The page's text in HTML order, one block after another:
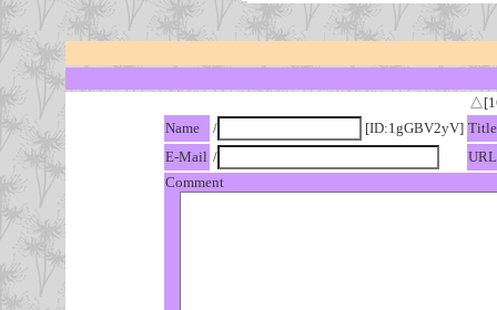
Name
/ [ID:1gGBV2yV] Title
E-Mail /
URL
Comment